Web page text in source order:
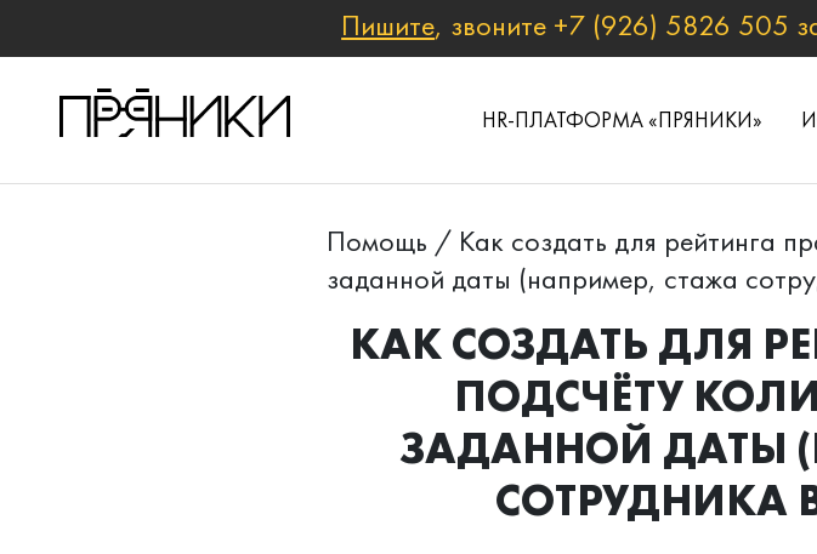
Пишите, звоните +7 (926) 5826 505
HR-ПЛАТФОРМА «ПРЯНИКИ»
Помощь / Как создать для рейтинга
заданной даты (например, стажа
КАК СОЗДАТЬ ДЛЯ
ПОДСЧЁТУ
ЗАДАННОЙ ДАТЫ
СОТРУДНИКА